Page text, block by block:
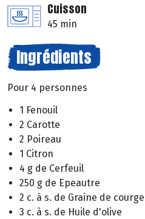
Cuisson
45 min
Ingrédients
Pour 4 personnes
1 Fenouil
2 Carotte
2 Poireau
1 Citron
4 g de Cerfeuil
250 g de Epeautre
2 c. à s. de Graine de courge
3 c. à s. de Huile d'olive